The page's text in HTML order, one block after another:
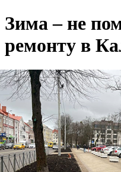
Зима – не
ремонту в